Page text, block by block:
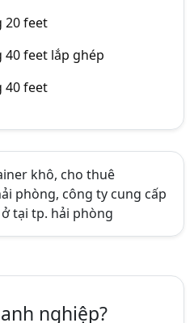
20 feet
feet lắp ghép
40 feet
khô, cho thuê
phòng, công ty cung cấp
tại tp. hải phòng
nghiệp?